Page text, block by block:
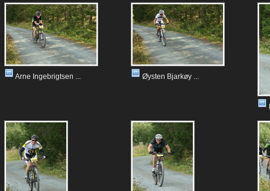
Arne Ingebrigtsen ... Øysten Bjarkøy ...